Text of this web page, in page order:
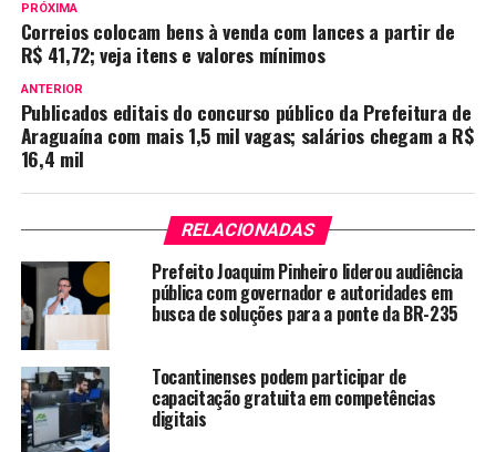
PRÓXIMA
Correios colocam bens à venda com lances a partir de
R$ 41,72; veja itens e valores mínimos
ANTERIOR
Publicados editais do concurso público da Prefeitura de
Araguaína com mais 1,5 mil vagas; salários chegam a R$
16,4 mil
RELACIONADAS
Prefeito Joaquim Pinheiro liderou audiência
pública com governador e autoridades em
busca de soluções para a ponte da BR-235
Tocantinenses podem participar de
capacitação gratuita em competências
digitais